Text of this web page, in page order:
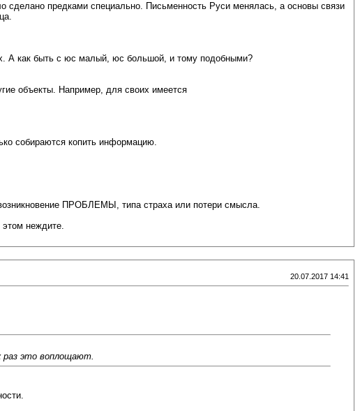
сделано предками специально. Письменность Руси менялась, а основы связи
А как быть с юс малый, юс большой, и тому подобными?
объекты. Например, для своих имеется
собираются копить информацию.
ПРОБЛЕМЫ, типа страха или потери смысла.
этом неждите.
20.07.2017 14:41
раз это воплощают.